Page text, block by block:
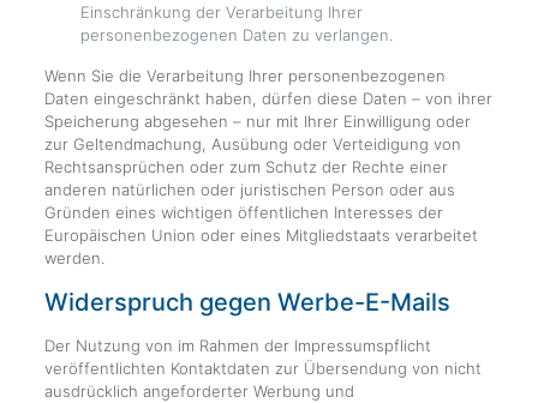
Einschränkung der Verarbeitung Ihrer
personenbezogenen Daten zu verlangen.
Wenn Sie die Verarbeitung Ihrer personenbezogenen
Daten eingeschränkt haben, dürfen diese Daten – von ihrer
Speicherung abgesehen – nur mit Ihrer Einwilligung oder
zur Geltendmachung, Ausübung oder Verteidigung von
Rechtsansprüchen oder zum Schutz der Rechte einer
anderen natürlichen oder juristischen Person oder aus
Gründen eines wichtigen öffentlichen Interesses der
Europäischen Union oder eines Mitgliedstaats verarbeitet
werden.
Widerspruch gegen Werbe-E-Mails
Der Nutzung von im Rahmen der Impressumspflicht
veröffentlichten Kontaktdaten zur Übersendung von nicht
ausdrücklich angeforderter Werbung und